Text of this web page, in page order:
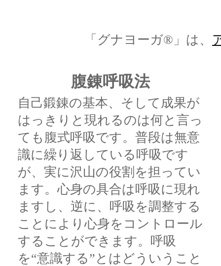
「グナヨーガ®」は、
腹錬呼吸法
自己鍛錬の基本、そして成果が
はっきりと現れるのは何と言っ
ても腹式呼吸です。普段は無意
識に繰り返している呼吸です
が、実に沢山の役割を担ってい
ます。心身の具合は呼吸に現れ
ますし、逆に、呼吸を調整する
ことにより心身をコントロール
することができます。呼吸
を“意識する”とはどういうこと